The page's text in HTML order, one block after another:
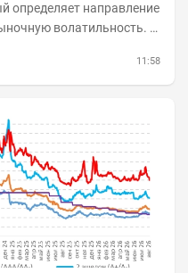
определяет направление
волатильность. В
11:58